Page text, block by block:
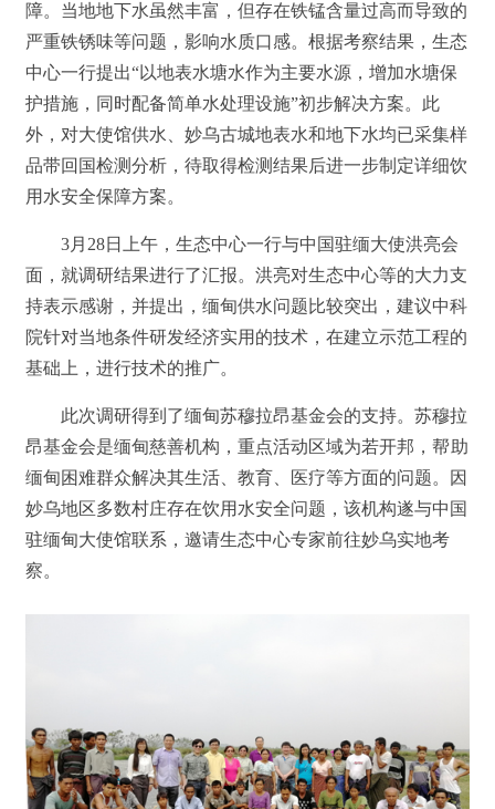
障。当地地下水虽然丰富，但存在铁锰含量过高而导致的
严重铁锈味等问题，影响水质口感。根据考察结果，生态
中心一行提出“以地表水塘水作为主要水源，增加水塘保
护措施，同时配备简单水处理设施”初步解决方案。此
外，对大使馆供水、妙乌古城地表水和地下水均已采集样
品带回国检测分析，待取得检测结果后进一步制定详细饮
用水安全保障方案。
3月28日上午，生态中心一行与中国驻缅大使洪亮会
面，就调研结果进行了汇报。洪亮对生态中心等的大力支
持表示感谢，并提出，缅甸供水问题比较突出，建议中科
院针对当地条件研发经济实用的技术，在建立示范工程的
基础上，进行技术的推广。
此次调研得到了缅甸苏穆拉昂基金会的支持。苏穆拉
昂基金会是缅甸慈善机构，重点活动区域为若开邦，帮助
缅甸困难群众解决其生活、教育、医疗等方面的问题。因
妙乌地区多数村庄存在饮用水安全问题，该机构遂与中国
驻缅甸大使馆联系，邀请生态中心专家前往妙乌实地考
察。